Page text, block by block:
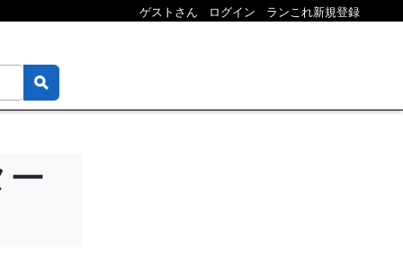
ゲストさん ログイン ランこれ新規登録